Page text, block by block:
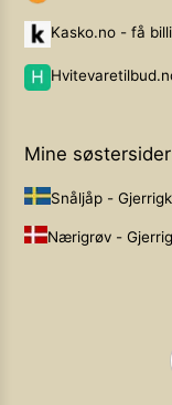
Kasko.no - få
Mine
Snåljåp -
Nærigrøv -